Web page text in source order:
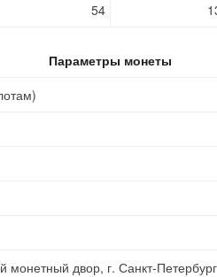
54
Параметры монеты
монетный двор, г. Санкт-Петербург